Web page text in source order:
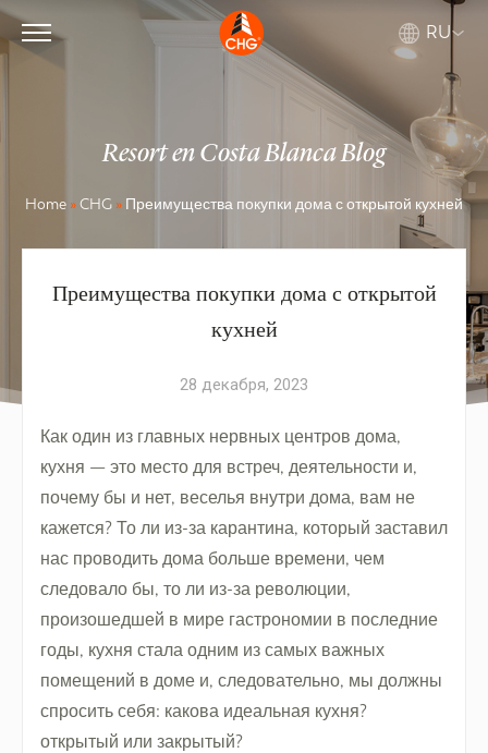
RU
Resort en Costa Blanca Blog
Home »CHG » Преимущества покупки дома с открытой кухней
Преимущества покупки дома с открытой
кухней
28 декабря, 2023
Как один из главных нервных центров дома,
кухня — это место для встреч, деятельности и,
почему бы и нет, веселья внутри дома, вам не
кажется? То ли из-за карантина, который заставил
нас проводить дома больше времени, чем
следовало бы, то ли из-за революции,
произошедшей в мире гастрономии в последние
годы, кухня стала одним из самых важных
помещений в доме и, следовательно, мы должны
спросить себя: какова идеальная кухня?
открытый или закрытый?